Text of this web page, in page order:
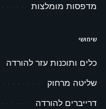
מדפסות מומלצות
שימושי
כלים ותוכנות עזר להורדה
שליטה מרחוק
דרייברים להורדה